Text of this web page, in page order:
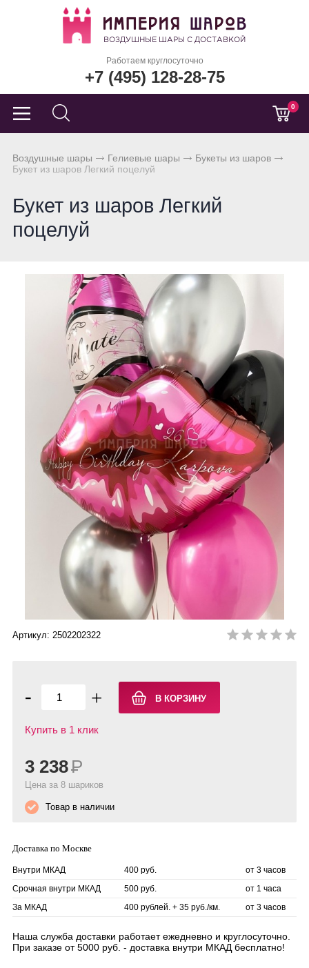
Работаем круглосуточно
+7 (495) 128-28-75
0
Воздушные шары Гелиевые шары
Букеты из шаров
Букет из шаров Легкий поцелуй
Букет из шаров Легкий
поцелуй
Артикул: 2502202322
- +
Купить в 1 клик
3 238Р
Цена за 8 шариков
Товар в наличии
Доставка по Москве
Внутри МКАД 400 руб.
от 3 часов
Срочная внутри МКАД
500 руб.
от 1 часа
За МКАД
400 рублей. + 35 руб./км. от 3 часов
Наша служба доставки работает ежедневно и круглосуточно.
При заказе от 5000 руб. - доставка внутри МКАД бесплатно!